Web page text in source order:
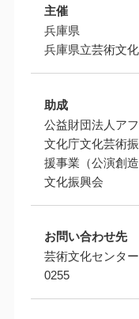
主催
兵庫県
兵庫県立芸術文
助成
公益財団法人ア
文化庁文化芸術
援事業（公演創
文化振興会
お問い合わせ先
芸術文化センタ
0255